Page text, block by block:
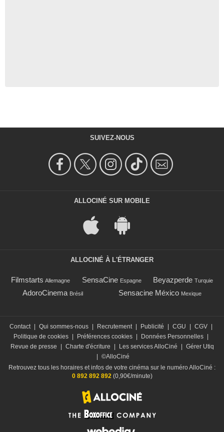
SUIVEZ-NOUS
ALLOCINÉ SUR MOBILE
ALLOCINÉ À L'ÉTRANGER
Filmstarts Allemagne SensaCine Espagne Beyazperde Turquie
AdoroCinema Brésil Sensacine México Mexique
Contact | Qui sommes-nous | Recrutement | Publicité | CGU | CGV |
Politique de cookies | Préférences cookies | Données Personnelles |
Revue de presse
| Charte d'écriture | Les services AlloCiné | Gérer Utiq
| ©AlloCiné
Retrouvez tous les horaires et infos de votre cinéma sur le numéro AlloCiné :
0 892 892 892 (0,90€/minute)